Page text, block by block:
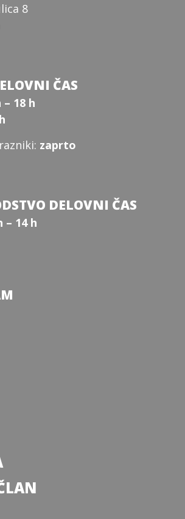
8
ČAS
– 18 h
zaprto
DELOVNI ČAS
– 14 h